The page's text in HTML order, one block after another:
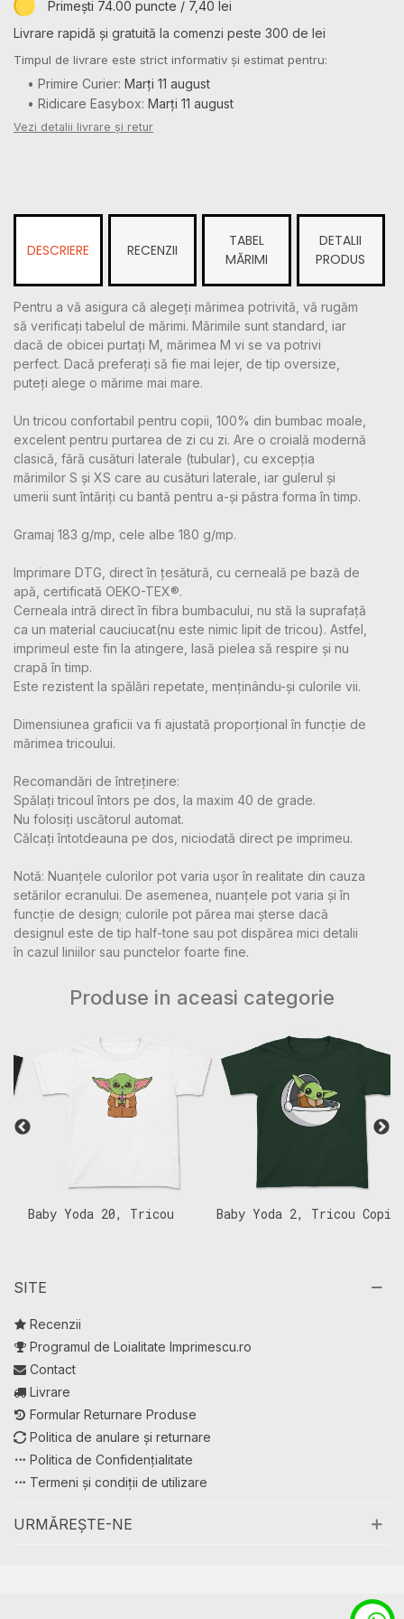
Primești 74.00 puncte / 7,40 lei
Livrare rapidă și gratuită la comenzi peste 300 de lei
Timpul de livrare este strict informativ și estimat pentru:
• Primire Curier: Marți 11 august
• Ridicare Easybox: Marți 11 august
Vezi detalii livrare și retur
DESCRIERE RECENZII
TABEL
MĂRIMI
DETALII
PRODUS
Pentru a vă asigura că alegeți mărimea potrivită, vă rugăm
să verificați tabelul de mărimi. Mărimile sunt standard, iar
dacă de obicei purtați M, mărimea M vi se va potrivi
perfect. Dacă preferați să fie mai lejer, de tip oversize,
puteți alege o mărime mai mare.
Un tricou confortabil pentru copii, 100% din bumbac moale,
excelent pentru purtarea de zi cu zi. Are o croială modernă
clasică, fără cusături laterale (tubular), cu excepția
mărimilor S și XS care au cusături laterale, iar gulerul și
umerii sunt întăriți cu bantă pentru a-și păstra forma în timp.
Gramaj 183 g/mp, cele albe 180 g/mp.
Imprimare DTG, direct în țesătură, cu cerneală pe bază de
apă, certificată OEKO-TEX®.
Cerneala intră direct în fibra bumbacului, nu stă la suprafață
ca un material cauciucat(nu este nimic lipit de tricou). Astfel,
imprimeul este fin la atingere, lasă pielea să respire și nu
crapă în timp.
Este rezistent la spălări repetate, menținându-și culorile vii.
Dimensiunea graficii va fi ajustată proporțional în funcție de
mărimea tricoului.
Recomandări de întreținere:
Spălați tricoul întors pe dos, la maxim 40 de grade.
Nu folosiți uscătorul automat.
Călcați întotdeauna pe dos, niciodată direct pe imprimeu.
Notă: Nuanțele culorilor pot varia ușor în realitate din cauza
setărilor ecranului. De asemenea, nuanțele pot varia și în
funcție de design; culorile pot părea mai șterse dacă
designul este de tip half-tone sau pot dispărea mici detalii
în cazul liniilor sau punctelor foarte fine.
Produse in aceasi categorie
Baby Yoda 20, Tricou
Baby Yoda 2, Tricou Copii
SITE
Recenzii
Programul de Loialitate Imprimescu.ro
Contact
Livrare
Formular Returnare Produse
Politica de anulare și returnare
Politica de Confidențialitate
Termeni și condiții de utilizare
URMĂREȘTE-NE